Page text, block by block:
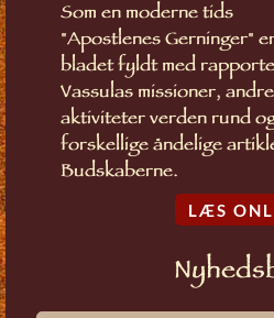
Som en moderne tids
"Apostlenes Gerninger"
bladet fyldt med
Vassulas missioner,
aktiviteter verden rund
forskellige åndelige
Budskaberne.
LÆS